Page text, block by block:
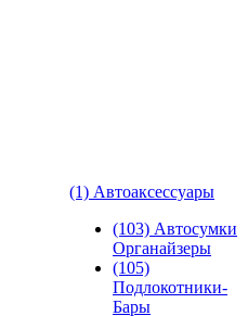
(1) Автоаксессуары
(103) Автосумки
Органайзеры
(105)
Подлокотники-
Бары